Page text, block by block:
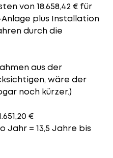
von 18.658,42 € für
plus Installation
durch die
aus der
wäre der
noch kürzer.)
€
= 13,5 Jahre bis